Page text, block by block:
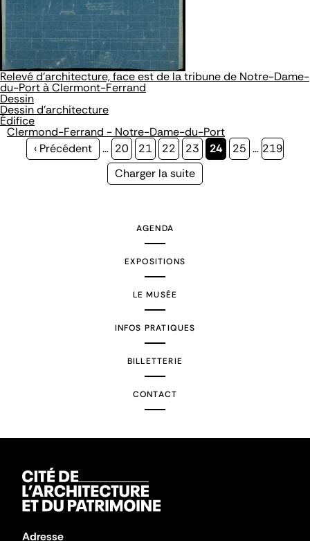
Relevé d’architecture, face est de la tribune de Notre-Dame-
du-Port à Clermont-Ferrand
Dessin
Dessin d'architecture
Édifice
Clermond-Ferrand - Notre-Dame-du-Port
Page
‹ Précédent … Page
20 Page
21 Page
22 Page
23
Page
24 Page
25 … Page
219
Page
Charger la suite
AGENDA
EXPOSITIONS
LE MUSÉE
INFOS PRATIQUES
BILLETTERIE
CONTACT
Adresse